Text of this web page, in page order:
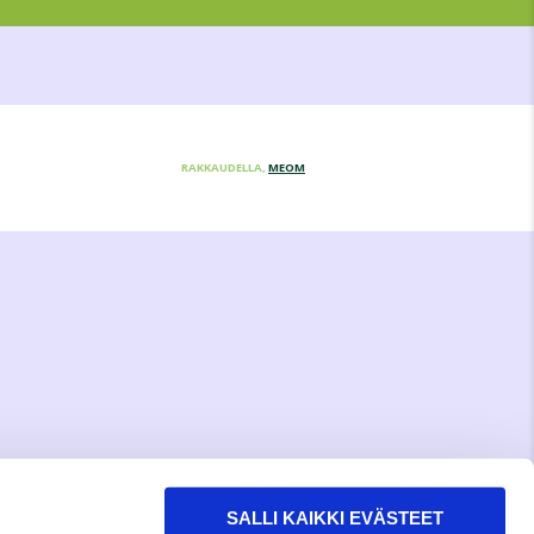
SALLI KAIKKI EVÄSTEET
RAKKAUDELLA, MEOM